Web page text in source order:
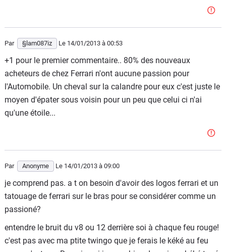
Par §lam087iz Le 14/01/2013 à 00:53
+1 pour le premier commentaire.. 80% des nouveaux
acheteurs de chez Ferrari n'ont aucune passion pour
l'Automobile. Un cheval sur la calandre pour eux c'est juste le
moyen d'épater sous voisin pour un peu que celui ci n'ai
qu'une étoile...
Par Anonyme Le 14/01/2013 à 09:00
je comprend pas. a t on besoin d'avoir des logos ferrari et un
tatouage de ferrari sur le bras pour se considérer comme un
passioné?
entendre le bruit du v8 ou 12 derrière soi à chaque feu rouge!
c'est pas avec ma ptite twingo que je ferais le kéké au feu